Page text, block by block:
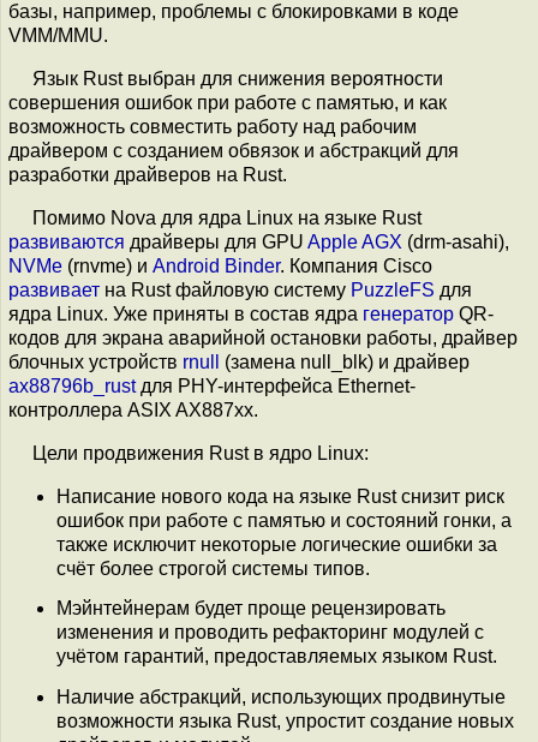
базы, например, проблемы с блокировками в коде
VMM/MMU.
Язык Rust выбран для снижения вероятности
совершения ошибок при работе с памятью, и как
возможность совместить работу над рабочим
драйвером с созданием обвязок и абстракций для
разработки драйверов на Rust.
Помимо Nova для ядра Linux на языке Rust
развиваются драйверы для GPU Apple AGX (drm-asahi),
NVMe (rnvme) и Android Binder. Компания Cisco
развивает на Rust файловую систему PuzzleFS для
ядра Linux. Уже приняты в состав ядра генератор QR-
кодов для экрана аварийной остановки работы, драйвер
блочных устройств rnull
(замена null_blk) и драйвер
ax88796b_rustдля PHY-интерфейса Ethernet-
контроллера ASIX AX887xx.
Цели продвижения Rust в ядро Linux:
Написание нового кода на языке Rust снизит риск
ошибок при работе с памятью и состояний гонки, а
также исключит некоторые логические ошибки за
счёт более строгой системы типов.
Мэйнтейнерам будет проще рецензировать
изменения и проводить рефакторинг модулей с
учётом гарантий, предоставляемых языком Rust.
Наличие абстракций, использующих продвинутые
возможности языка Rust, упростит создание новых